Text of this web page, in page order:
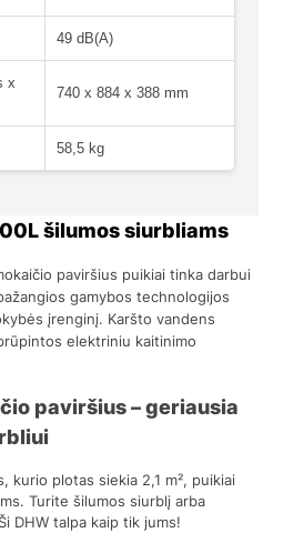
49 dB(A)
x
740 x 884 x 388 mm
58,5 kg
šilumos siurbliams
paviršius puikiai tinka darbui
gamybos technologijos
įrenginį. Karšto vandens
elektriniu kaitinimo
paviršius – geriausia
kurio plotas siekia 2,1 m², puikiai
Turite šilumos siurblį arba
DHW talpa kaip tik jums!